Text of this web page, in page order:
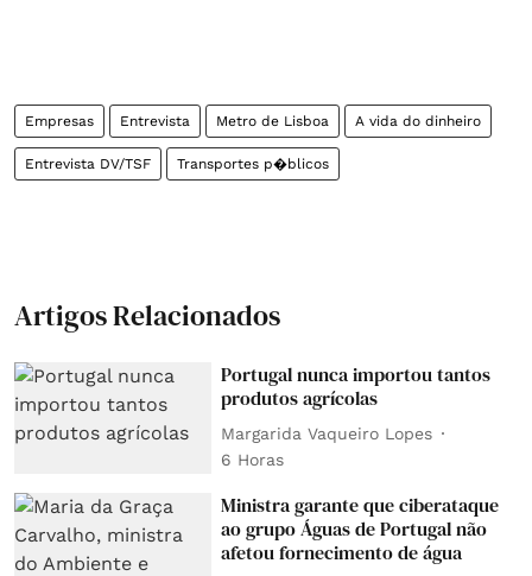
Empresas Entrevista Metro de Lisboa A vida do dinheiro
Entrevista DV/TSF Transportes p�blicos
Artigos Relacionados
Portugal nunca importou tantos
produtos agrícolas
Margarida Vaqueiro Lopes
6 Horas
Ministra garante que ciberataque
ao grupo Águas de Portugal não
afetou fornecimento de água